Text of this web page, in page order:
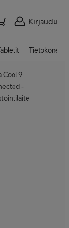
Kirjaudu
Tietokoneet
Cool 9
-